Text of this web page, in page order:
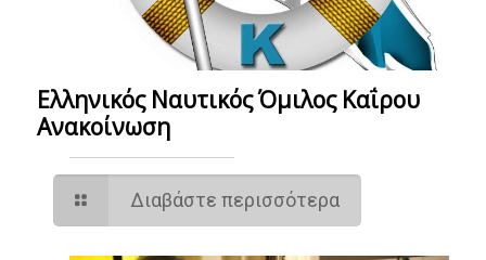
Ελληνικός Ναυτικός Όμιλος Καΐρου
Ανακοίνωση
Διαβάστε περισσότερα